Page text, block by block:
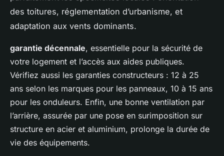
des toitures, réglementation d’urbanisme, et
adaptation aux vents dominants.
garantie décennale, essentielle pour la sécurité de
votre logement et l’accès aux aides publiques.
Vérifiez aussi les garanties constructeurs : 12 à 25
ans selon les marques pour les panneaux, 10 à 15 ans
pour les onduleurs. Enfin, une bonne ventilation par
l’arrière, assurée par une pose en surimposition sur
structure en acier et aluminium, prolonge la durée de
vie des équipements.